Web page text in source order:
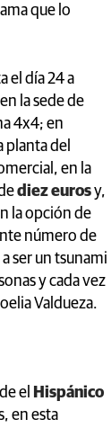
que lo
el día 24 a
la sede de
4x4; en
planta del
en la
diez eurosy,
la opción de
número de
ser un tsunami
y cada vez
Valdueza.
el
Hispánico
en esta